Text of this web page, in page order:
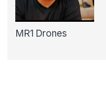
MR1 Drones